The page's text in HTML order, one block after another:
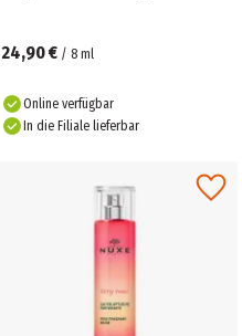
24,90 € / 8 ml
Online verfügbar
In die Filiale lieferbar